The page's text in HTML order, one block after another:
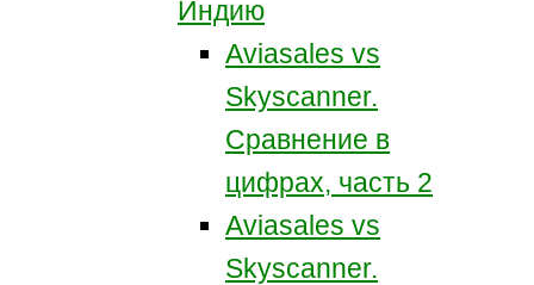
Индию
Aviasales vs
Skyscanner.
Сравнение в
цифрах, часть 2
Aviasales vs
Skyscanner.